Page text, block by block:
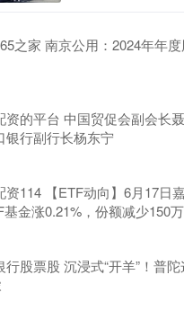
之家 南京公用：2024年年
资的平台 中国贸促会副会长
银行副行长杨东宁
资114 【ETF动向】6月17日
金涨0.21%，份额减少150
行股票股 沉浸式“开羊”！普